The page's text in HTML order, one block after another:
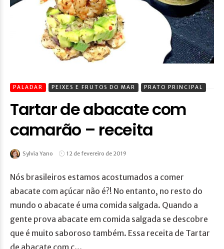
PALADAR PEIXES E FRUTOS DO MAR PRATO PRINCIPAL
Tartar de abacate com
camarão – receita
Sylvia Yano 12 de fevereiro de 2019
Nós brasileiros estamos acostumados a comer
abacate com açúcar não é?! No entanto, no resto do
mundo o abacate é uma comida salgada. Quando a
gente prova abacate em comida salgada se descobre
que é muito saboroso também. Essa receita de Tartar
de abacate com c...